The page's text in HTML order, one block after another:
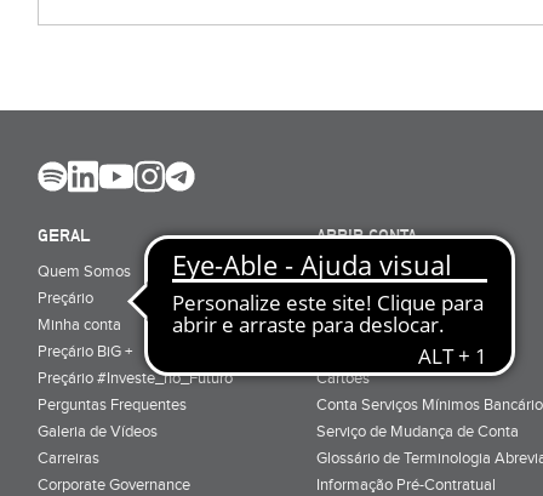
GERAL
Quem Somos
Preçário
Minha conta
Preçário BiG +
Preçário #Investe_no_Futuro
Perguntas Frequentes
Galeria de Vídeos
Carreiras
Corporate Governance
ABRIR CONTA
Porquê ser cliente
Particulares
Júnior (sub-18)
Cartões
Conta Serviços Mínimos
Serviço de Mudança de Conta
Glossário de Terminologia
Informação Pré-Contratual